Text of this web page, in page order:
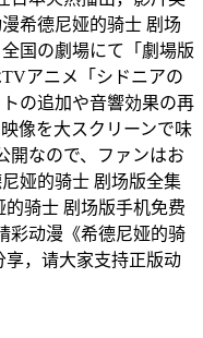
漫希德尼娅的骑士 剧场
国の劇場にて「劇場版
アニメ「シドニアの
の追加や音響効果の再
像を大スクリーンで味
開なので、ファンはお
娅的骑士 剧场版全集
骑士 剧场版手机免费
彩动漫《希德尼娅的骑
，请大家支持正版动